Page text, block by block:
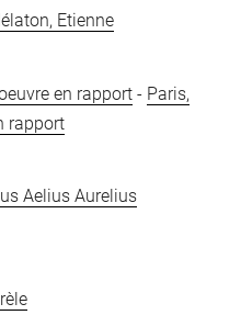
Etienne
en rapport - Paris,
rapport
Aelius Aurelius